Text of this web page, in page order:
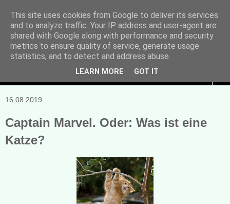
Manuela Sonntag
Bücher, Blogs & mehr
16.08.2019
Captain Marvel. Oder: Was ist eine
Katze?
This site uses cookies from Google to deliver its services
and to analyze traffic. Your IP address and user-agent are
shared with Google along with performance and security
metrics to ensure quality of service, generate usage
statistics, and to detect and address abuse.
LEARN MORE GOT IT